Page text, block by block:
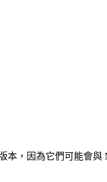
本，因為它們可能會與